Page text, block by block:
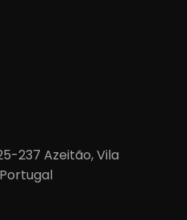
237 Azeitão, Vila